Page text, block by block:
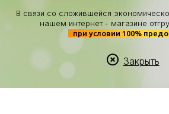
В связи со сложившейся
нашем интернет - магазине
при условии 100%
Закрыть